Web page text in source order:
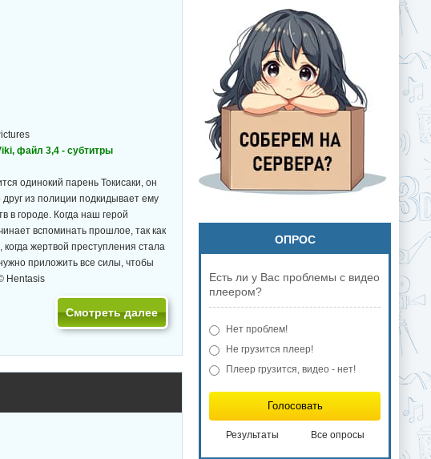
файл 3,4 - субтитры
одинокий парень Токисаки, он
из полиции подкидывает ему
в городе. Когда наш герой
вспоминать прошлое, так как
жертвой преступления стала
приложить все силы, чтобы
Hentasis
Смотреть далее
ОПРОС
Есть ли у Вас проблемы с видео
плеером?
Нет проблем!
Не грузится плеер!
Плеер грузится, видео - нет!
Голосовать
Результаты Все опросы